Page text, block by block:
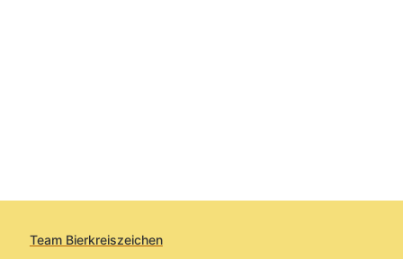
Team Bierkreiszeichen